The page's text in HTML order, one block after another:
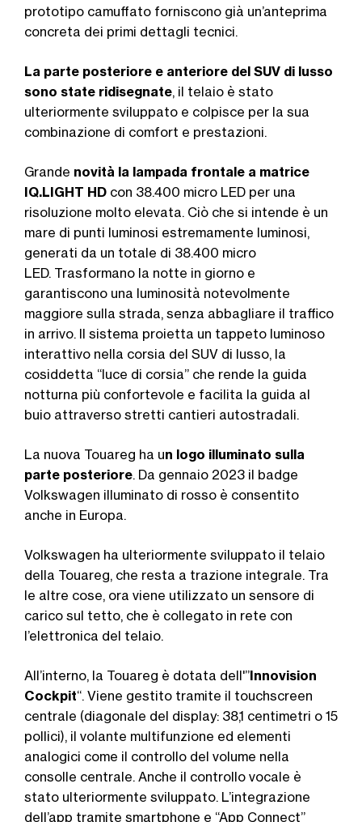
prototipo camuffato forniscono già un’anteprima
concreta dei primi dettagli tecnici.
La parte posteriore e anteriore del SUV di lusso
sono state ridisegnate, il telaio è stato
ulteriormente sviluppato e colpisce per la sua
combinazione di comfort e prestazioni.
Grande novità la lampada frontale a matrice
IQ.LIGHT HD con 38.400 micro LED per una
risoluzione molto elevata. Ciò che si intende è un
mare di punti luminosi estremamente luminosi,
generati da un totale di 38.400 micro
LED. Trasformano la notte in giorno e
garantiscono una luminosità notevolmente
maggiore sulla strada, senza abbagliare il traffico
in arrivo. Il sistema proietta un tappeto luminoso
interattivo nella corsia del SUV di lusso, la
cosiddetta “luce di corsia” che rende la guida
notturna più confortevole e facilita la guida al
buio attraverso stretti cantieri autostradali.
La nuova Touareg ha un logo illuminato sulla
parte posteriore. Da gennaio 2023 il badge
Volkswagen illuminato di rosso è consentito
anche in Europa.
Volkswagen ha ulteriormente sviluppato il telaio
della Touareg, che resta a trazione integrale. Tra
le altre cose, ora viene utilizzato un sensore di
carico sul tetto, che è collegato in rete con
l’elettronica del telaio.
All’interno, la Touareg è dotata dell'”Innovision
Cockpit“. Viene gestito tramite il touchscreen
centrale (diagonale del display: 38,1 centimetri o 15
pollici), il volante multifunzione ed elementi
analogici come il controllo del volume nella
consolle centrale. Anche il controllo vocale è
stato ulteriormente sviluppato. L’integrazione
dell’app tramite smartphone e “App Connect”